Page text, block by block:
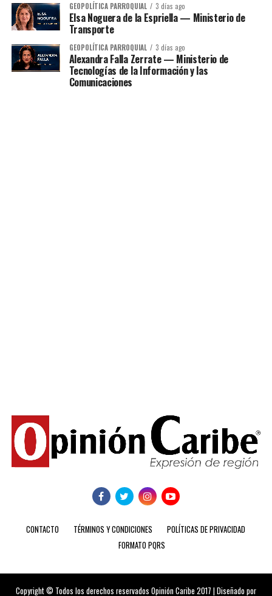
GEOPOLÍTICA PARROQUIAL 3 días ago
Elsa Noguera de la Espriella — Ministerio de
Transporte
GEOPOLÍTICA PARROQUIAL 3 días ago
Alexandra Falla Zerrate — Ministerio de
Tecnologías de la Información y las
Comunicaciones
CONTACTO TÉRMINOS Y CONDICIONES
POLÍTICAS DE PRIVACIDAD
FORMATO PQRS
Copyright © Todos los derechos reservados Opinión Caribe 2017 | Diseñado por